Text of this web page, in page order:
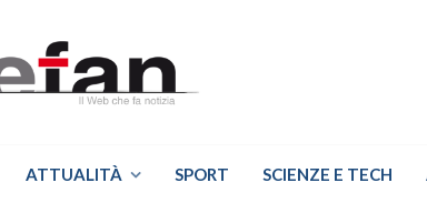
ATTUALITÀ SPORT SCIENZE E TECH